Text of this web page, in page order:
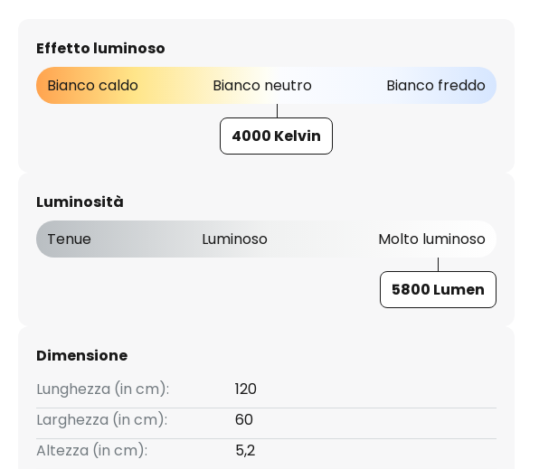
Effetto luminoso
Bianco caldo
Bianco neutro Bianco freddo
4000 Kelvin
Luminosità
Tenue
Luminoso Molto luminoso
5800 Lumen
Dimensione
Lunghezza (in cm):
120
Larghezza (in cm):
60
Altezza (in cm):
5,2